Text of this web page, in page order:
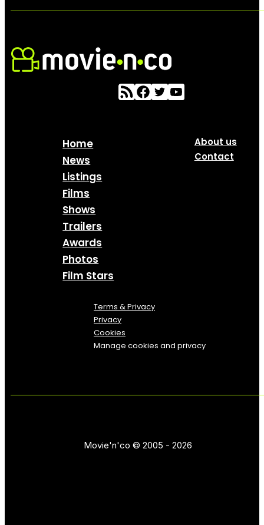
Home
News
Listings
Films
Shows
Trailers
Awards
Photos
Film Stars
About us
Contact
Terms & Privacy
Privacy
Cookies
Manage cookies and privacy
Movie'n'co © 2005 - 2026